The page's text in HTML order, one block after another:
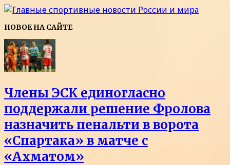
НОВОЕ НА САЙТЕ
Члены ЭСК единогласно
поддержали решение Фролова
назначить пенальти в ворота
«Спартака» в матче с
«Ахматом»